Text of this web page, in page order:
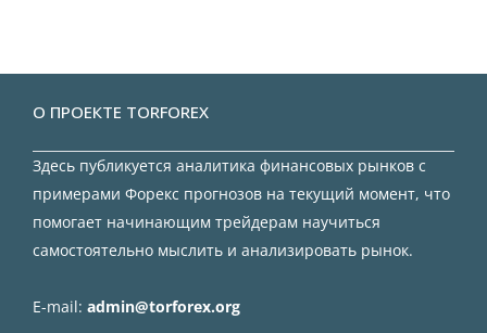
О ПРОЕКТЕ TORFOREX
Здесь публикуется аналитика финансовых рынков с
примерами Форекс прогнозов на текущий момент, что
помогает начинающим трейдерам научиться
самостоятельно мыслить и анализировать рынок.
E-mail: admin@torforex.org